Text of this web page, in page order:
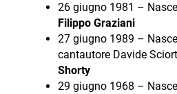
26 giugno 1981 –
Filippo Graziani
27 giugno 1989 –
cantautore Davide
Shorty
29 giugno 1968 –